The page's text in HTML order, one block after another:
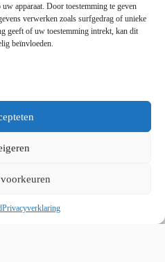
apparaat. Door toestemming te geven
verwerken zoals surfgedrag of unieke
geeft of uw toestemming intrekt, kan dit
beïnvloeden.
Privacyverklaring
door blocksy - Made by